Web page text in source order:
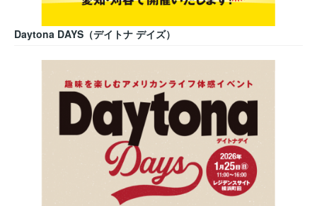
Daytona DAYS（デイトナ デイズ）